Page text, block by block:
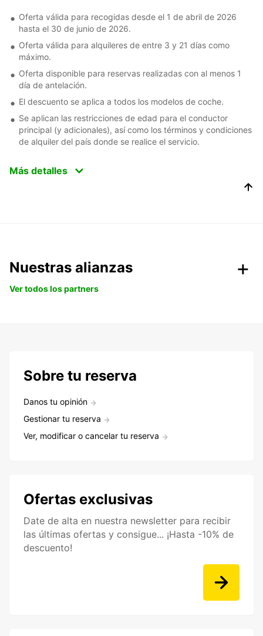
Oferta válida para recogidas desde el 1 de abril de 2026
hasta el 30 de junio de 2026.
Oferta válida para alquileres de entre 3 y 21 días como
máximo.
Oferta disponible para reservas realizadas con al menos 1
día de antelación.
El descuento se aplica a todos los modelos de coche.
Se aplican las restricciones de edad para el conductor
principal (y adicionales), así como los términos y condiciones
de alquiler del país donde se realice el servicio.
Más detalles
Nuestras alianzas
Ver todos los partners
Sobre tu reserva
Danos tu opinión
Gestionar tu reserva
Ver, modificar o cancelar tu reserva
Ofertas exclusivas
Date de alta en nuestra newsletter para recibir
las últimas ofertas y consigue... ¡Hasta -10% de
descuento!